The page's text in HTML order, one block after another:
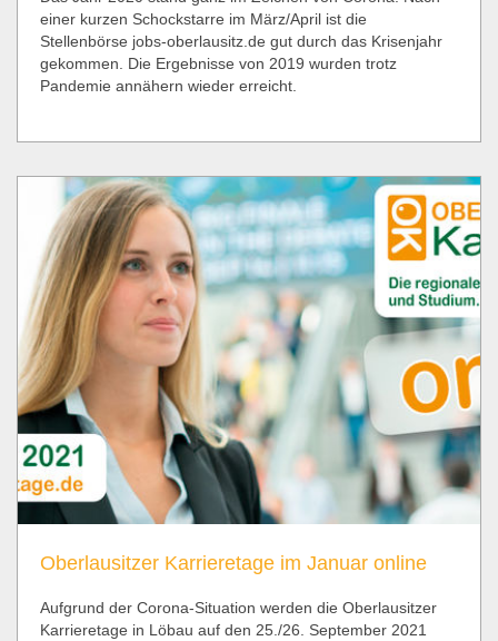
einer kurzen Schockstarre im März/April ist die
Stellenbörse jobs-oberlausitz.de gut durch das Krisenjahr
gekommen. Die Ergebnisse von 2019 wurden trotz
Pandemie annähern wieder erreicht.
Oberlausitzer Karrieretage im Januar online
Aufgrund der Corona-Situation werden die Oberlausitzer
Karrieretage in Löbau auf den 25./26. September 2021